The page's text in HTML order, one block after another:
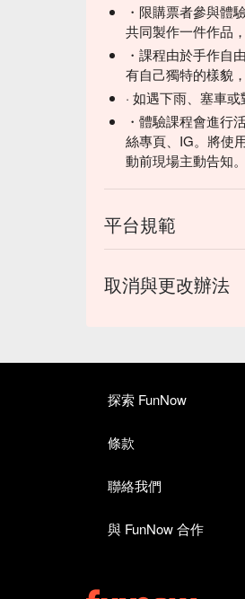
・限購票者參與體
共同製作一件作品
・課程由於手作自
有自己獨特的樣貌
· 如遇下雨、塞車
・體驗課程會進行
絲專頁、IG。將使
動前現場主動告知。
平台規範
取消與更改辦法
探索 FunNow
條款
聯絡我們
與 FunNow 合作